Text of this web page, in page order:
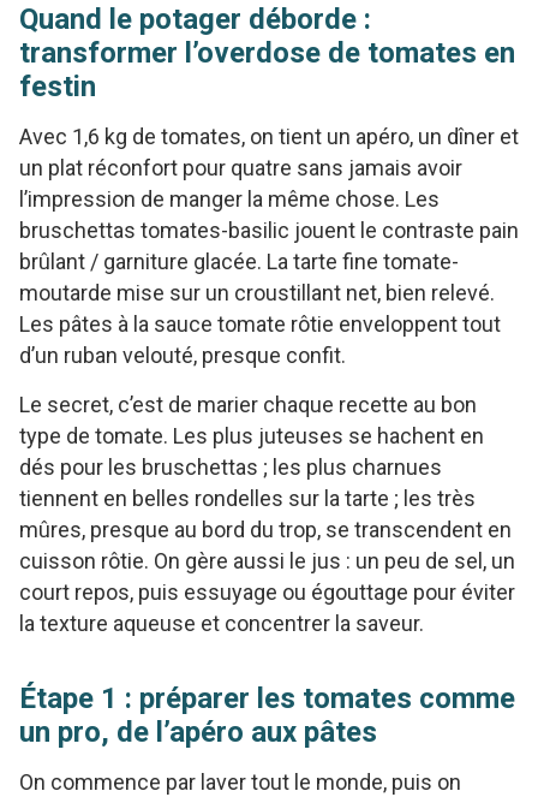
Quand le potager déborde :
transformer l’overdose de tomates en
festin
Avec 1,6 kg de tomates, on tient un apéro, un dîner et
un plat réconfort pour quatre sans jamais avoir
l’impression de manger la même chose. Les
bruschettas tomates-basilic jouent le contraste pain
brûlant / garniture glacée. La tarte fine tomate-
moutarde mise sur un croustillant net, bien relevé.
Les pâtes à la sauce tomate rôtie enveloppent tout
d’un ruban velouté, presque confit.
Le secret, c’est de marier chaque recette au bon
type de tomate. Les plus juteuses se hachent en
dés pour les bruschettas ; les plus charnues
tiennent en belles rondelles sur la tarte ; les très
mûres, presque au bord du trop, se transcendent en
cuisson rôtie. On gère aussi le jus : un peu de sel, un
court repos, puis essuyage ou égouttage pour éviter
la texture aqueuse et concentrer la saveur.
Étape 1 : préparer les tomates comme
un pro, de l’apéro aux pâtes
On commence par laver tout le monde, puis on